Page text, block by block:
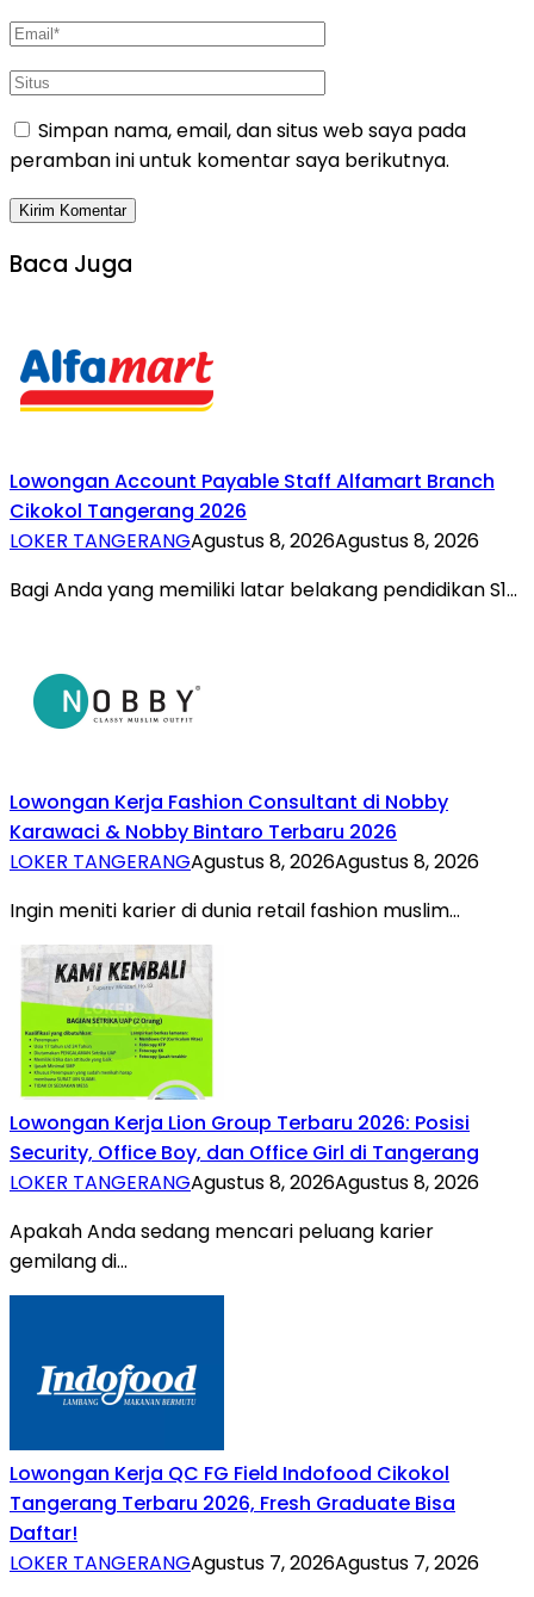
Simpan nama, email, dan situs web saya pada
peramban ini untuk komentar saya berikutnya.
Baca Juga
Lowongan Account Payable Staff Alfamart Branch
Cikokol Tangerang 2026
LOKER TANGERANGAgustus 8, 2026Agustus 8, 2026
Bagi Anda yang memiliki latar belakang pendidikan S1…
Lowongan Kerja Fashion Consultant di Nobby
Karawaci & Nobby Bintaro Terbaru 2026
LOKER TANGERANGAgustus 8, 2026Agustus 8, 2026
Ingin meniti karier di dunia retail fashion muslim…
Lowongan Kerja Lion Group Terbaru 2026: Posisi
Security, Office Boy, dan Office Girl di Tangerang
LOKER TANGERANGAgustus 8, 2026Agustus 8, 2026
Apakah Anda sedang mencari peluang karier
gemilang di…
Lowongan Kerja QC FG Field Indofood Cikokol
Tangerang Terbaru 2026, Fresh Graduate Bisa
Daftar!
LOKER TANGERANGAgustus 7, 2026Agustus 7, 2026